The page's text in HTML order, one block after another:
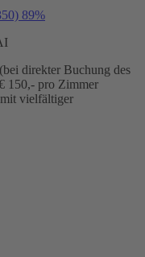
89%
direkter Buchung des
150,- pro Zimmer
vielfältiger